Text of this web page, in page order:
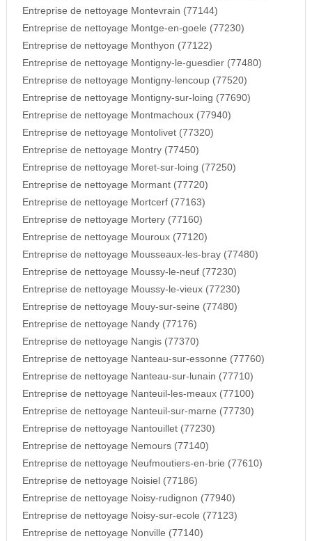
Entreprise de nettoyage Montevrain (77144)
Entreprise de nettoyage Montge-en-goele (77230)
Entreprise de nettoyage Monthyon (77122)
Entreprise de nettoyage Montigny-le-guesdier (77480)
Entreprise de nettoyage Montigny-lencoup (77520)
Entreprise de nettoyage Montigny-sur-loing (77690)
Entreprise de nettoyage Montmachoux (77940)
Entreprise de nettoyage Montolivet (77320)
Entreprise de nettoyage Montry (77450)
Entreprise de nettoyage Moret-sur-loing (77250)
Entreprise de nettoyage Mormant (77720)
Entreprise de nettoyage Mortcerf (77163)
Entreprise de nettoyage Mortery (77160)
Entreprise de nettoyage Mouroux (77120)
Entreprise de nettoyage Mousseaux-les-bray (77480)
Entreprise de nettoyage Moussy-le-neuf (77230)
Entreprise de nettoyage Moussy-le-vieux (77230)
Entreprise de nettoyage Mouy-sur-seine (77480)
Entreprise de nettoyage Nandy (77176)
Entreprise de nettoyage Nangis (77370)
Entreprise de nettoyage Nanteau-sur-essonne (77760)
Entreprise de nettoyage Nanteau-sur-lunain (77710)
Entreprise de nettoyage Nanteuil-les-meaux (77100)
Entreprise de nettoyage Nanteuil-sur-marne (77730)
Entreprise de nettoyage Nantouillet (77230)
Entreprise de nettoyage Nemours (77140)
Entreprise de nettoyage Neufmoutiers-en-brie (77610)
Entreprise de nettoyage Noisiel (77186)
Entreprise de nettoyage Noisy-rudignon (77940)
Entreprise de nettoyage Noisy-sur-ecole (77123)
Entreprise de nettoyage Nonville (77140)